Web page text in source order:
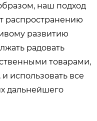
наш подход
распространению
развитию
радовать
товарами,
, и использовать все
дальнейшего